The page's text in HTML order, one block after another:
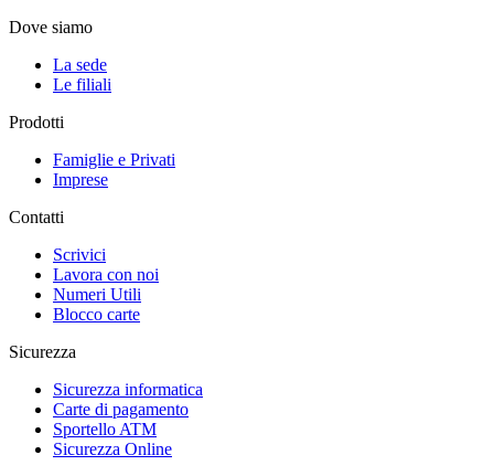
Dove siamo
La sede
Le filiali
Prodotti
Famiglie e Privati
Imprese
Contatti
Scrivici
Lavora con noi
Numeri Utili
Blocco carte
Sicurezza
Sicurezza informatica
Carte di pagamento
Sportello ATM
Sicurezza Online